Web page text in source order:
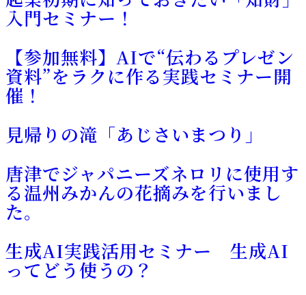
入門セミナー！
【参加無料】AIで“伝わるプレゼン
資料”をラクに作る実践セミナー開
催！
見帰りの滝「あじさいまつり」
唐津でジャパニーズネロリに使用す
る温州みかんの花摘みを行いまし
た。
生成AI実践活用セミナー 生成AI
ってどう使うの？